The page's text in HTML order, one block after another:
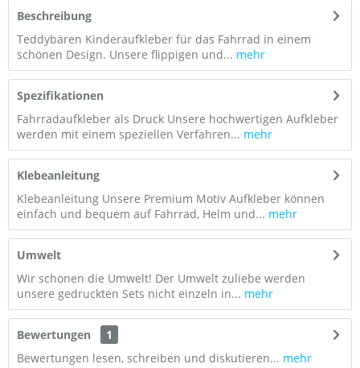
Beschreibung
Teddybären Kinderaufkleber für das Fahrrad in einem
schönen Design. Unsere flippigen und... mehr
Spezifikationen
Fahrradaufkleber als Druck Unsere hochwertigen Aufkleber
werden mit einem speziellen Verfahren... mehr
Klebeanleitung
Klebeanleitung Unsere Premium Motiv Aufkleber können
einfach und bequem auf Fahrrad, Helm und... mehr
Umwelt
Wir schonen die Umwelt! Der Umwelt zuliebe werden
unsere gedruckten Sets nicht einzeln in... mehr
Bewertungen
1
Bewertungen lesen, schreiben und diskutieren... mehr